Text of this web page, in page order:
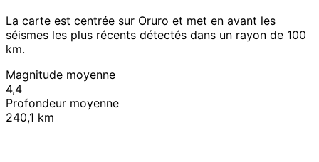
La carte est centrée sur Oruro et met en avant les
séismes les plus récents détectés dans un rayon de 100
km.
Magnitude moyenne
4,4
Profondeur moyenne
240,1 km